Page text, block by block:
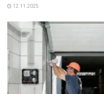
12.11.2025